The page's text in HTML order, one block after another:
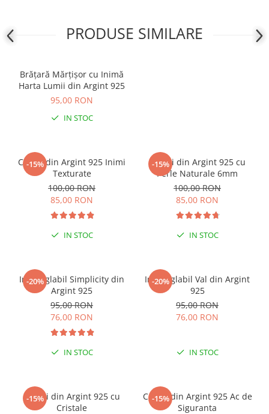
Coliere cu mărgele colorate și
Argint
PRODUSE SIMILARE
Brățară Mărțișor cu Inimă
Harta Lumii din Argint 925
95,00 RON
IN STOC
-15%
Cercei din Argint 925 Inimi
Texturate
100,00 RON
85,00 RON
IN STOC
-15%
Cercei din Argint 925 cu
Perle Naturale 6mm
100,00 RON
85,00 RON
IN STOC
-20%
Inel reglabil Simplicity din
Argint 925
95,00 RON
76,00 RON
IN STOC
-20%
Inel reglabil Val din Argint
925
95,00 RON
76,00 RON
IN STOC
-15%
Cercei din Argint 925 cu
Cristale
-15%
Cercei din Argint 925 Ac de
Siguranta